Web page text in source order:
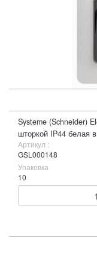
Systeme (Schneider)
шторкой IP44 белая
Артикул :
GSL000148
Упаковка
10